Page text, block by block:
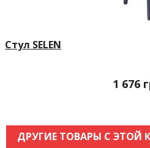
Стул SELEN
1 676
ДРУГИЕ ТОВАРЫ С ЭТОЙ